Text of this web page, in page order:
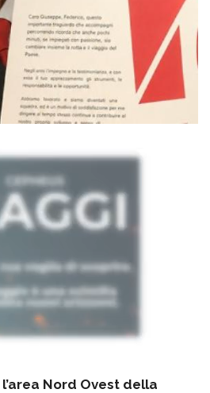
l’area Nord Ovest della